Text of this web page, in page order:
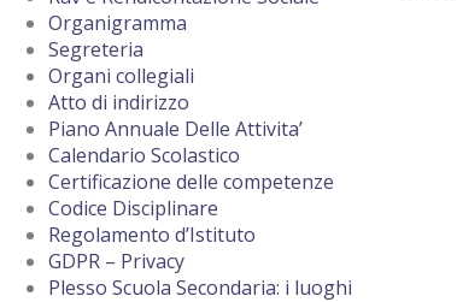
Organigramma
Segreteria
Organi collegiali
Atto di indirizzo
Piano Annuale Delle Attivita’
Calendario Scolastico
Certificazione delle competenze
Codice Disciplinare
Regolamento d’Istituto
GDPR – Privacy
Plesso Scuola Secondaria: i luoghi